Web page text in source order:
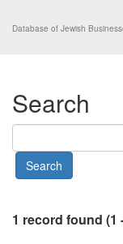
Database of Jewish
Search
1 record found (1